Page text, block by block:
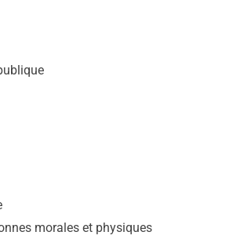
morales et physiques